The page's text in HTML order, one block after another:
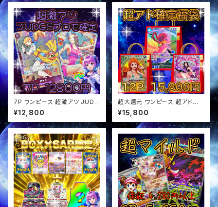
7P ワンピース 超激アツ JUDG
Eプロモ確定 オリパ
¥12,800
超大還元 ワンピース 超アド確
定福袋 オリパ
¥15,800